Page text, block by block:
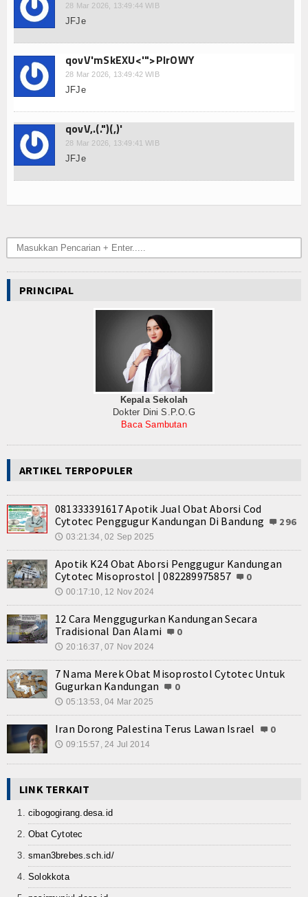
28 Mar 2026, 13:49:44 WIB
JFJe
qovV'mSkEXU<'">PIrOWY
28 Mar 2026, 13:49:42 WIB
JFJe
qovV,.(.")(,)'
28 Mar 2026, 13:49:41 WIB
JFJe
PRINCIPAL
Kepala Sekolah
Dokter Dini S.P.O.G
Baca Sambutan
ARTIKEL TERPOPULER
081333391617 Apotik Jual Obat Aborsi Cod
Cytotec Penggugur Kandungan Di Bandung
296
🕔 03:21:34, 02 Sep 2025
Apotik K24 Obat Aborsi Penggugur Kandungan
Cytotec Misoprostol | 082289975857
0
🕔 00:17:10, 12 Nov 2024
12 Cara Menggugurkan Kandungan Secara
Tradisional Dan Alami
0
🕔 20:16:37, 07 Nov 2024
7 Nama Merek Obat Misoprostol Cytotec Untuk
Gugurkan Kandungan
0
🕔 05:13:53, 04 Mar 2025
Iran Dorong Palestina Terus Lawan Israel 0
🕔 09:15:57, 24 Jul 2014
LINK TERKAIT
cibogogirang.desa.id
Obat Cytotec
sman3brebes.sch.id/
Solokkota